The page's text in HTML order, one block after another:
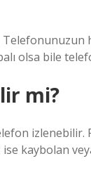
olsa bile
mi?
izlenebilir.
kaybolan